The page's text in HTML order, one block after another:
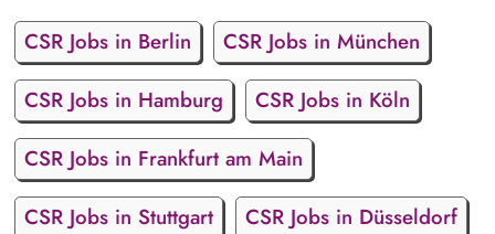
CSR Jobs in Berlin
CSR Jobs in München
CSR Jobs in Hamburg
CSR Jobs in Köln
CSR Jobs in Frankfurt am Main
CSR Jobs in Stuttgart
CSR Jobs in Düsseldorf